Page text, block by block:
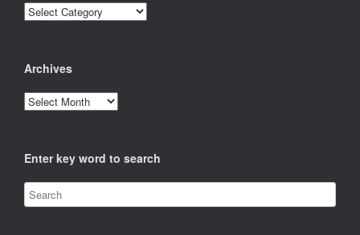
Categories
Archives
Archives
Enter key word to search